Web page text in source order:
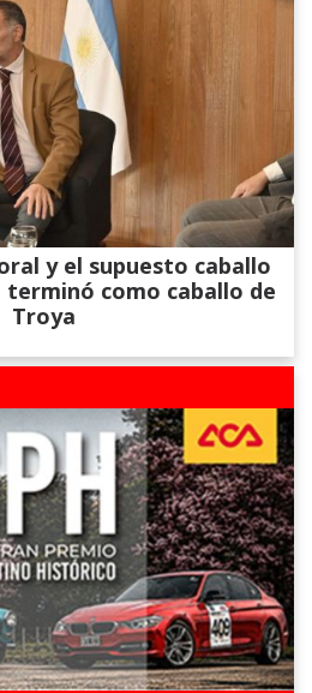
y el supuesto caballo
terminó como caballo de
Troya